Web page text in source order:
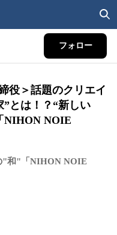
フォロー
役＞話題のクリエイ
”とは！？“新しい
NIHON NOIE
"和"「NIHON NOIE